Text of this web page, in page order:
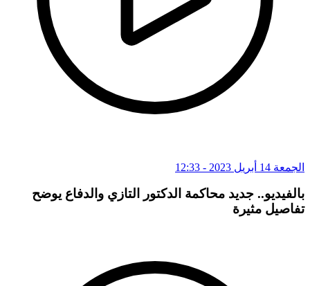
الجمعة 14 أبريل 2023 - 12:33
بالفيديو.. جديد محاكمة الدكتور التازي والدفاع يوضح
تفاصيل مثيرة